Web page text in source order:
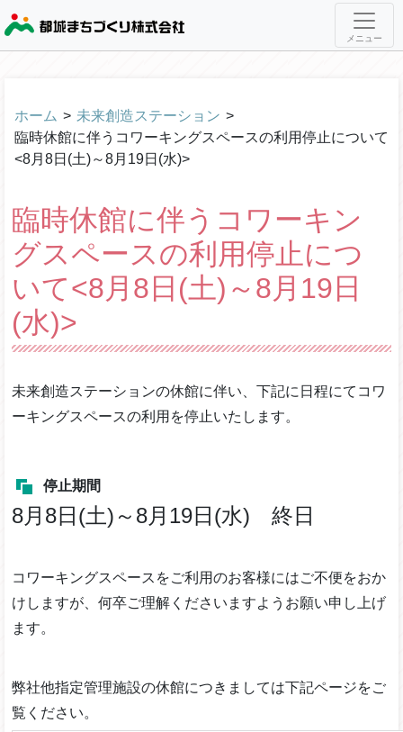
メニュー
ホーム > 未来創造ステーション >
臨時休館に伴うコワーキングスペースの利用停止について
<8月8日(土)～8月19日(水)>
臨時休館に伴うコワーキン
グスペースの利用停止につ
いて<8月8日(土)～8月19日
(水)>
未来創造ステーションの休館に伴い、下記に日程にてコワ
ーキングスペースの利用を停止いたします。
停止期間
8月8日(土)～8月19日(水) 終日
コワーキングスペースをご利用のお客様にはご不便をおか
けしますが、何卒ご理解くださいますようお願い申し上げ
ます。
弊社他指定管理施設の休館につきましては下記ページをご
覧ください。